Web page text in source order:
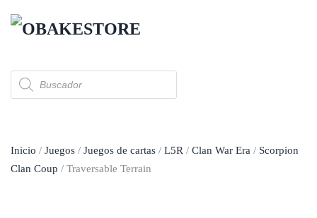
Búsqueda
de
productos
Inicio / Juegos / Juegos de cartas / L5R / Clan War Era / Scorpion
Clan Coup / Traversable Terrain